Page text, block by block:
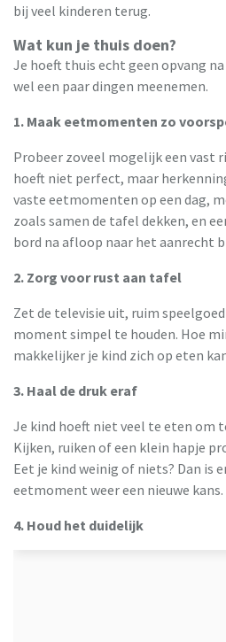
bij veel kinderen terug.
Wat kun je thuis doen?
Je hoeft thuis echt geen opvang
wel een paar dingen meenemen.
1. Maak eetmomenten zo
Probeer zoveel mogelijk een vast
hoeft niet perfect, maar
vaste eetmomenten op een dag,
zoals samen de tafel dekken, en
bord na afloop naar het aanrecht
2. Zorg voor rust aan tafel
Zet de televisie uit, ruim
moment simpel te houden. Hoe
makkelijker je kind zich op eten
3. Haal de druk eraf
Je kind hoeft niet veel te eten om
Kijken, ruiken of een klein hapje
Eet je kind weinig of niets? Dan is
eetmoment weer een nieuwe kans.
4. Houd het duidelijk